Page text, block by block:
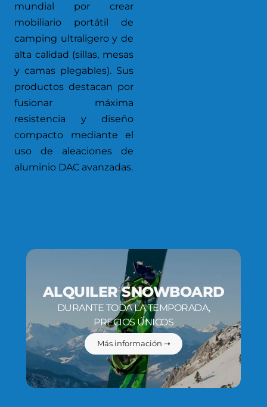
mundial por crear
mobiliario portátil de
camping ultraligero y de
alta calidad (sillas, mesas
y camas plegables). Sus
productos destacan por
fusionar máxima
resistencia y diseño
compacto mediante el
uso de aleaciones de
aluminio DAC avanzadas.
ALQUILER SNOWBOARD
DURANTE TODA LA TEMPORADA,
PRECIOS ÚNICOS
Más información ➝